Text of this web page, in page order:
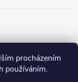
procházením
používáním.